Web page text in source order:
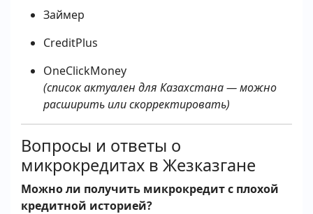
Займер
CreditPlus
OneClickMoney
(список актуален для Казахстана — можно
расширить или скорректировать)
Вопросы и ответы о
микрокредитах в Жезказгане
Можно ли получить микрокредит с плохой
кредитной историей?